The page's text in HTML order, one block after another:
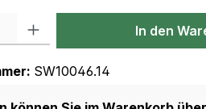
Gib den gewünschten Wert ein
In den
SW10046.14